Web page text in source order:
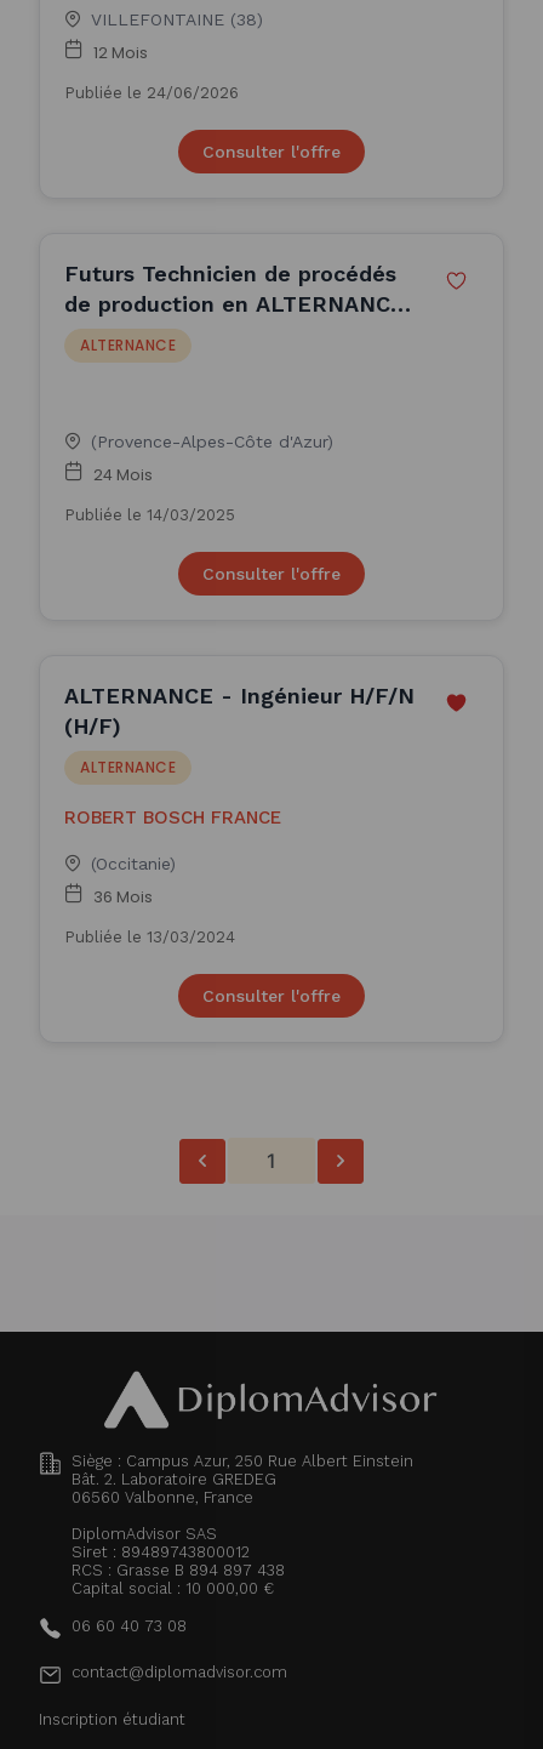
VILLEFONTAINE (38)
12 Mois
Publiée le 24/06/2026
Consulter l'offre
Futurs Technicien de procédés
de production en ALTERNANCE
(H/F)
ALTERNANCE
(Provence-Alpes-Côte d'Azur)
24 Mois
Publiée le 14/03/2025
Consulter l'offre
ALTERNANCE - Ingénieur H/F/N
(H/F)
ALTERNANCE
ROBERT BOSCH FRANCE
(Occitanie)
36 Mois
Publiée le 13/03/2024
Consulter l'offre
1
Siège : Campus Azur, 250 Rue Albert Einstein
Bât. 2. Laboratoire GREDEG
06560 Valbonne, France
DiplomAdvisor SAS
Siret : 89489743800012
RCS : Grasse B 894 897 438
Capital social : 10 000,00 €
06 60 40 73 08
contact@diplomadvisor.com
Inscription étudiant